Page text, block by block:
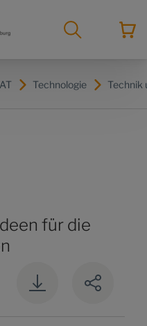
Technologie Technik
für die